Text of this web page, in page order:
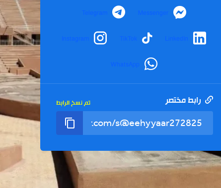
Messenger
Telegram
LinkedIn
TikTok
Instagram
WhatsApp
رابط مختصر تم نسخ الرابط